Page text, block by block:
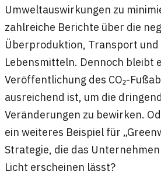
Umweltauswirkungen zu
zahlreiche Berichte über die
Überproduktion, Transport und
Lebensmitteln. Dennoch bleibt
Veröffentlichung des CO₂-
ausreichend ist, um die
Veränderungen zu bewirken.
ein weiteres Beispiel für
Strategie, die das
Licht erscheinen lässt?